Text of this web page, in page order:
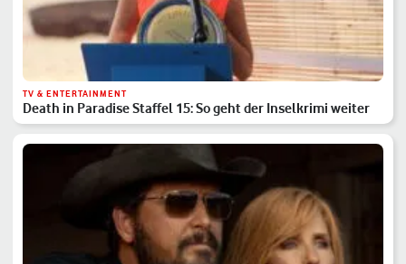
TV & ENTERTAINMENT
Death in Paradise Staffel 15: So geht der Inselkrimi weiter